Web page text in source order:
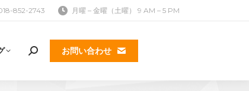
852-2743 月曜 – 金曜（土曜） 9 AM – 5 PM
検
お問い合わせ